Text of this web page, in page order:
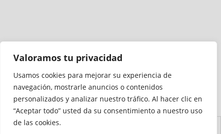
Valoramos tu privacidad
Usamos cookies para mejorar su experiencia de
navegación, mostrarle anuncios o contenidos
personalizados y analizar nuestro tráfico. Al hacer clic en
“Aceptar todo” usted da su consentimiento a nuestro uso
de las cookies.
Medio auditado por